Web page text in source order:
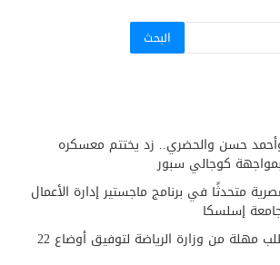
البحث
حسن والحضري.. زد يختتم معسكره
كوجالي سبور
متحدثًا في برنامج ماجستير إدارة الأعمال
إسلسكا
اتحاد الكرة ينفي طلب مهلة من وزارة الرياضة لتوفيق أوضاع 22